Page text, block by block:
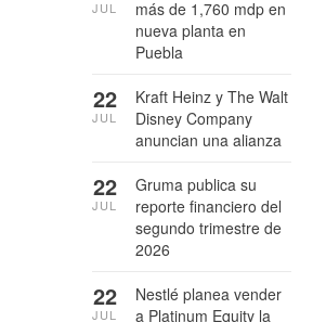
más de 1,760 mdp en
nueva planta en
Puebla
JUL
Kraft Heinz y The Walt
Disney Company
anuncian una alianza
22
JUL
Gruma publica su
reporte financiero del
segundo trimestre de
2026
22
JUL
Nestlé planea vender
a Platinum Equity la
22
JUL